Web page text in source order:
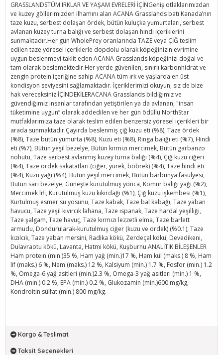
GRASSLANDSTÜM IRKLAR VE YAŞAM EVRELERİ İÇİNGeniş otlaklarımızdan
ve kuzey göllerimizden ilhamını alan ACANA Grasslands batı Kanada’nın
taze kuzu, serbest dolaşan ördek, bütün kuluçka yumurtaları, serbest
avlanan kuzey turna balığı ve serbest dolaşan hindi içeriklerini
sunmaktadır.Her gün WholePrey oranlarında TAZE veya ÇİĞ teslim
edilen taze yöresel içeriklerle dopdolu olarak köpeğinizin evrimine
uygun beslenmeyi taklit eden ACANA Grasslands köpeğinizi doğal ve
tam olarak beslemektedir.Her yerde güvenilen, sınırlı karbonhidrat ve
zengin protein içeriğine sahip ACANA tüm ırk ve yaşlarda en üst
kondisyon seviyesini sağlamaktadır. İçeriklerimizi okuyun, siz de bize
hak vereceksiniz.İÇİNDEKİLERACANA Grasslands bildiğimiz ve
güvendiğimiz insanlar tarafından yetiştirilen ya da avlanan, "insan
tüketimine uygun” olarak addedilen ve her gün ödüllü NorthStar
mutfaklarımıza taze olarak teslim edilen benzersiz yöresel içerikleri bir
arada sunmaktadır.Çayırda beslenmiş çiğ kuzu eti (%8), Taze ördek
(%8), Taze bütün yumurta (%8), Kuzu eti (%8), Ringa balığı eti (%7), Hindi
eti (%7), Bütün yeşil bezelye, Bütün kırmızı mercimek, Bütün garbanzo
nohutu, Taze serbest avlanmış kuzey turna balığı (%4), Çiğ kuzu ciğeri
(%4), Taze ördek sakatatları (ciğer, yürek, böbrek) (%4), Taze hindi eti
(%4), Kuzu yağı (%4), Bütün yeşil mercimek, Bütün barbunya fasülyesi,
Bütün sarı bezelye, Güneşte kurutulmuş yonca, Kömür balığı yağı (%2),
Mercimek lifi, Kurutulmuş kuzu kıkırdağı (%1), Çiğ kuzu işkembesi (%1),
Kurtulmuş esmer su yosunu, Taze kabak, Taze bal kabağı, Taze yaban
havucu, Taze yeşil kıvırcık lahana, Taze ıspanak, Taze hardal yeşilliği,
Taze şalgam, Taze havuç, Taze kırmızı lezzetli elma, Taze barlett
armudu, Dondurularak-kurutulmuş ciğer (kuzu ve ördek) (%0.1), Taze
kızılcık, Taze yaban mersini, Radika kökü, Zerdeçal kökü, Devedikeni,
Dulavraotu kökü, Lavanta, Hatmi kökü, Kuşburnu.ANALİTİK BİLEŞENLER
Ham protein (min.)35 %, Ham yağ (min.)17 %, Ham kül (maks.) 8 %, Ham
lif (maks.) 6 %, Nem (maks.) 12 %, Kalsiyum (min.) 1.7 %, Fosfor (min.) 1.2
%, Omega-6 yağ asitleri (min.)2.3 %, Omega-3 yağ asitleri (min.) 1 %,
DHA (min.) 0.2 %, EPA (min.) 0.2 %, Glukozamin (min.)600 mg/kg,
Kondroitin sülfat (min.) 800 mg/kg.
Kargo & Teslimat
Taksit Seçenekleri